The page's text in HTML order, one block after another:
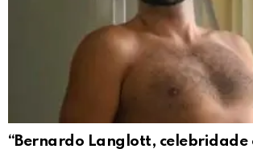
“Bernardo Langlott, celebridade